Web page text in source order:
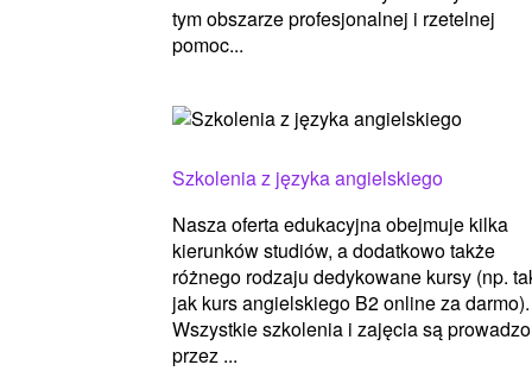
tym obszarze profesjonalnej i rzetelnej
pomoc...
Szkolenia z języka angielskiego
Nasza oferta edukacyjna obejmuje kilka
kierunków studiów, a dodatkowo także
różnego rodzaju dedykowane kursy (np.
jak kurs angielskiego B2 online za darmo).
Wszystkie szkolenia i zajęcia są
przez ...